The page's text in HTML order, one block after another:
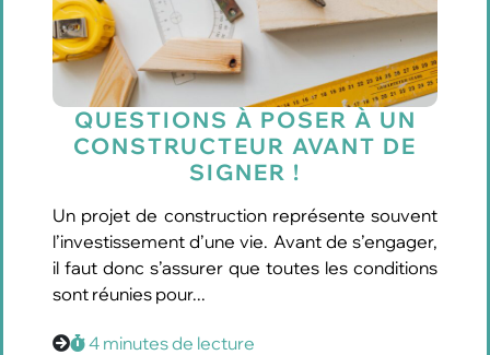
QUESTIONS À POSER À UN
CONSTRUCTEUR AVANT DE
SIGNER !
Un projet de construction représente souvent
l’investissement d’une vie. Avant de s’engager,
il faut donc s’assurer que toutes les conditions
sont réunies pour...
4 minutes de lecture